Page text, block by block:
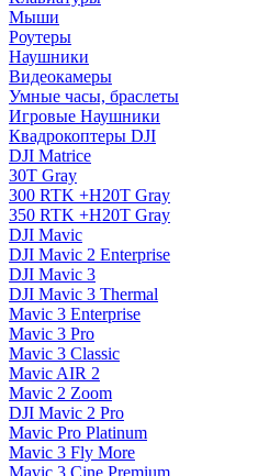
Мыши
Роутеры
Наушники
Видеокамеры
Умные часы, браслеты
Игровые Наушники
Квадрокоптеры DJI
DJI Matrice
30T Gray
300 RTK +H20T Gray
350 RTK +H20T Gray
DJI Mavic
DJI Mavic 2 Enterprise
DJI Mavic 3
DJI Mavic 3 Thermal
Mavic 3 Enterprise
Mavic 3 Pro
Mavic 3 Сlassic
Mavic AIR 2
Mavic 2 Zoom
DJI Mavic 2 Pro
Mavic Pro Platinum
Mavic 3 Fly More
Mavic 3 Cine Premium